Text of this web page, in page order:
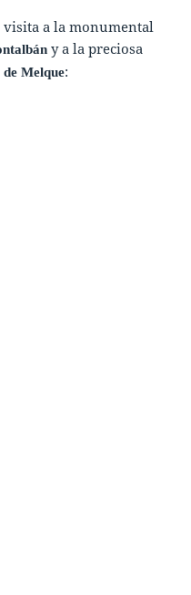
a la monumental
y a la preciosa
Melque: